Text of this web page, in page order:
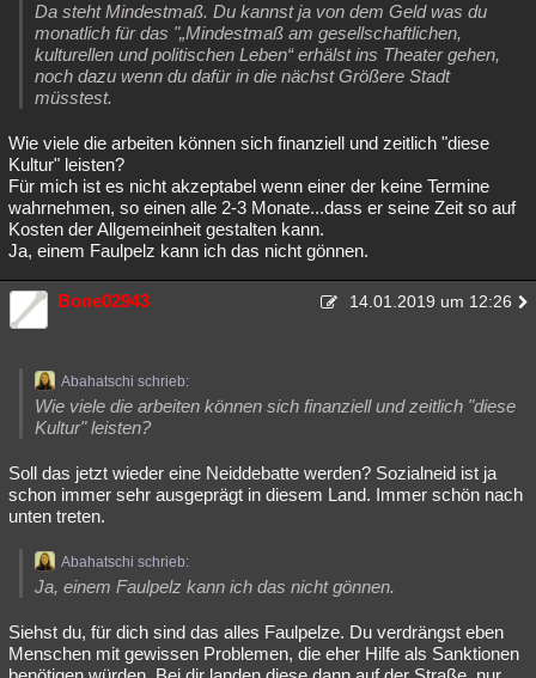
Da steht Mindestmaß. Du kannst ja von dem Geld was du
monatlich für das "„Mindestmaß am gesellschaftlichen,
kulturellen und politischen Leben“ erhälst ins Theater gehen,
noch dazu wenn du dafür in die nächst Größere Stadt
müsstest.
Wie viele die arbeiten können sich finanziell und zeitlich "diese
Kultur" leisten?
Für mich ist es nicht akzeptabel wenn einer der keine Termine
wahrnehmen, so einen alle 2-3 Monate...dass er seine Zeit so auf
Kosten der Allgemeinheit gestalten kann.
Ja, einem Faulpelz kann ich das nicht gönnen.
Bone02943 14.01.2019 um 12:26
Abahatschi schrieb:
Wie viele die arbeiten können sich finanziell und zeitlich "diese
Kultur" leisten?
Soll das jetzt wieder eine Neiddebatte werden? Sozialneid ist ja
schon immer sehr ausgeprägt in diesem Land. Immer schön nach
unten treten.
Abahatschi schrieb:
Ja, einem Faulpelz kann ich das nicht gönnen.
Siehst du, für dich sind das alles Faulpelze. Du verdrängst eben
Menschen mit gewissen Problemen, die eher Hilfe als Sanktionen